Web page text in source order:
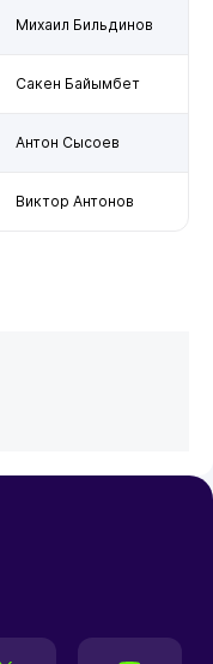
Михаил Бильдинов
Сакен Байымбет
Антон Сысоев
Виктор Антонов